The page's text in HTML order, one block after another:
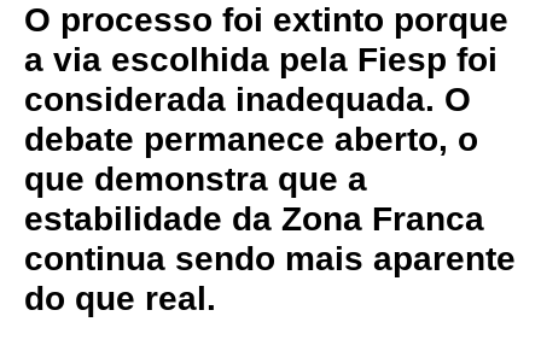
O processo foi extinto porque
a via escolhida pela Fiesp foi
considerada inadequada. O
debate permanece aberto, o
que demonstra que a
estabilidade da Zona Franca
continua sendo mais aparente
do que real.